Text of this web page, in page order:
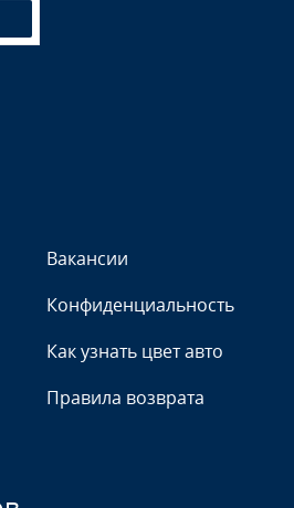
Вакансии
Конфиденциальность
Как узнать цвет авто
Правила возврата